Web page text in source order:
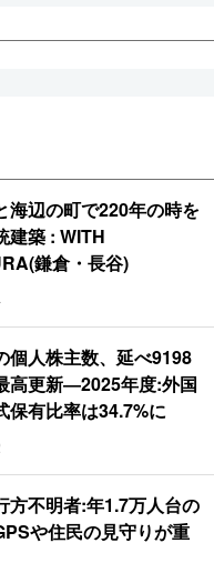
海辺の町で220年の時を
建築 : WITH
鎌倉・長谷)
個人株主数、延べ9198
高更新―2025年度:外国
保有比率は34.7%に
方不明者:年1.7万人台の
や住民の見守りが重